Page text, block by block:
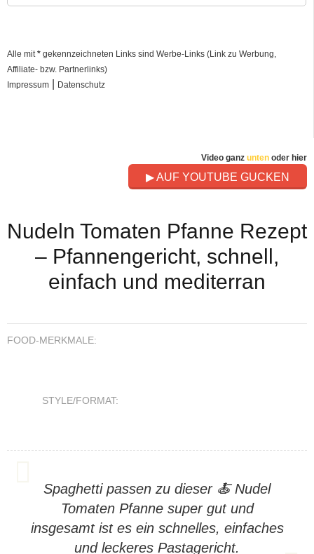
Alle mit* gekennzeichneten Links sind Werbe-Links (Link zu Werbung,
Affiliate- bzw. Partnerlinks)
Impressum
Datenschutz
Video ganz unten oder hier
▶ AUF YOUTUBE GUCKEN
Nudeln Tomaten Pfanne Rezept
– Pfannengericht, schnell,
einfach und mediterran
FOOD-MERKMALE:
STYLE/FORMAT:
Spaghetti passen zu dieser 🍝 Nudel
Tomaten Pfanne super gut und
insgesamt ist es ein schnelles, einfaches
und leckeres Pastagericht.